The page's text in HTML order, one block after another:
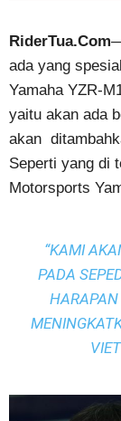
RiderTua.Com
ada yang
Yamaha YZR-
yaitu akan ada
akan
Seperti yang di
Motorsports
“KAMI
PADA